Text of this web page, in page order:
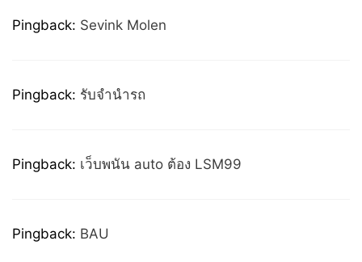
Pingback: Sevink Molen
Pingback: รับจํานํารถ
Pingback: เว็บพนัน auto ต้อง LSM99
Pingback: BAU